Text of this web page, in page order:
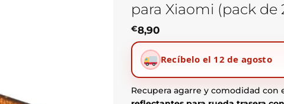
para Xiaomi (pack de
€8,90
Recíbelo el 12 de agosto
Recupera agarre y comodidad con